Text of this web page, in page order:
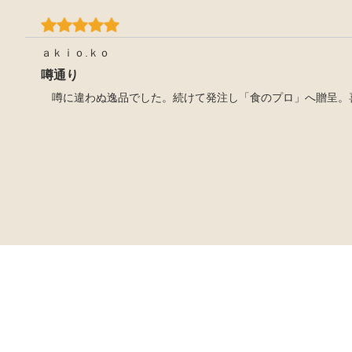
ａｋｉｏ.ｋｏ
噂通り
噂に違わぬ逸品でした。続けて発注し「食のプロ」へ贈呈。